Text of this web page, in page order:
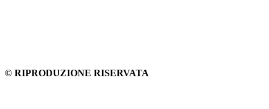
© RIPRODUZIONE RISERVATA